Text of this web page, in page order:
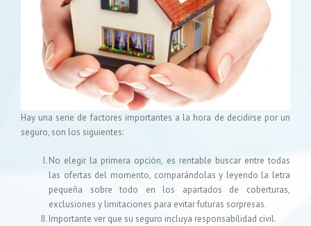
Hay una serie de factores importantes a la hora de decidirse por un
seguro, son los siguientes:
No elegir la primera opción, es rentable buscar entre todas
las ofertas del momento, comparándolas y leyendo la letra
pequeña sobre todo en los apartados de coberturas,
exclusiones y limitaciones para evitar futuras sorpresas.
Importante ver que su seguro incluya responsabilidad civil.